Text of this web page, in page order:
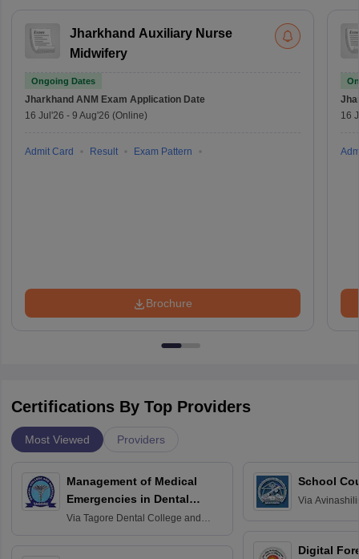
Jharkhand Auxiliary Nurse
Midwifery
Ongoing Dates
Jharkhand ANM Exam Application Date
16 Jul'26 - 9 Aug'26 (Online)
Admit Card Result Exam Pattern
Brochure
16
Certifications By Top Providers
Most Viewed Providers
Management of Medical
Emergencies in Dental
Practice
Via Tagore Dental College and
School
Via
Digital